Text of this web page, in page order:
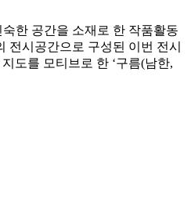
한 공간을 소재로 한 작품활동
전시공간으로 구성된 이번 전시
도를 모티브로 한 ‘구름(남한,